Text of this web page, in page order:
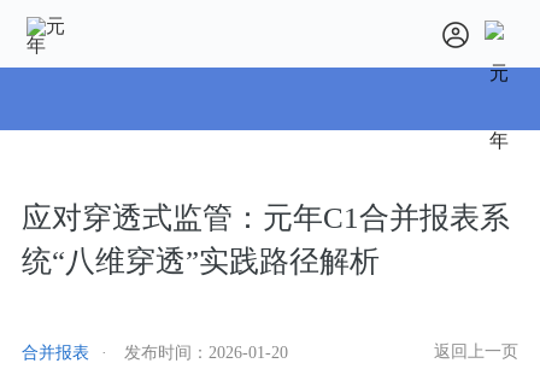
应对穿透式监管：元年C1合并报表系
统“八维穿透”实践路径解析
合并报表 · 发布时间： 2026-01-20 返回上一页